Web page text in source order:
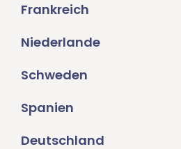
Frankreich
Niederlande
Schweden
Spanien
Deutschland